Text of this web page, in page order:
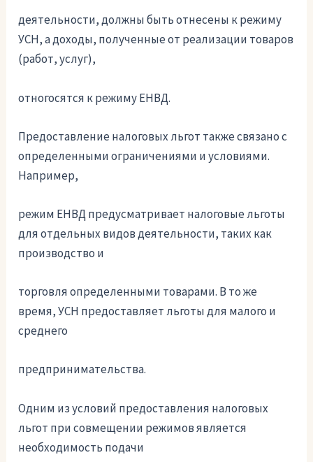
деятельности, должны быть отнесены к режиму
УСН, а доходы, полученные от реализации товаров
(работ, услуг),
отногосятся к режиму ЕНВД.
Предоставление налоговых льгот также связано с
определенными ограничениями и условиями.
Например,
режим ЕНВД предусматривает налоговые льготы
для отдельных видов деятельности, таких как
производство и
торговля определенными товарами. В то же
время, УСН предоставляет льготы для малого и
среднего
предпринимательства.
Одним из условий предоставления налоговых
льгот при совмещении режимов является
необходимость подачи